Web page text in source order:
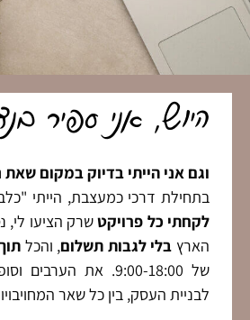
היוש, אני ספיר
וגם אני הייתי בדיוק במקום
בתחילת דרכי כמעצבת, הייתי
לקחתי כל פרויקטשרק הציעו לי,
הארץ בלי לגבות תשלום, והכל
של 9:00-18:00. את
לבניית העסק, בין כל שאר